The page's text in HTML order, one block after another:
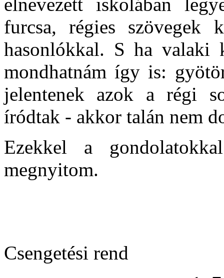
elnevezett iskolában
furcsa, régies szövegek
hasonlókkal. S ha
mondhatnám így is:
jelentenek azok a régi
íródtak - akkor talán nem
Ezekkel a
megnyitom.
Csengetési rend